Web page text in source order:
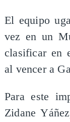
El equipo
vez en un
clasificar en
al vencer a
Para este
Zidane